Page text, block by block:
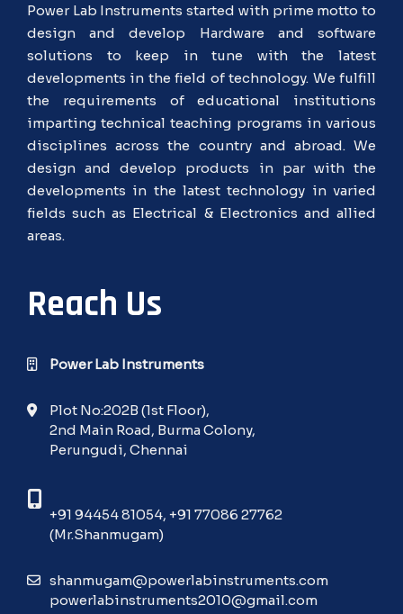
Power Lab Instruments started with prime motto to
design and develop Hardware and software
solutions to keep in tune with the latest
developments in the field of technology. We fulfill
the requirements of educational institutions
imparting technical teaching programs in various
disciplines across the country and abroad. We
design and develop products in par with the
developments in the latest technology in varied
fields such as Electrical & Electronics and allied
areas.
Reach Us
Power Lab Instruments
Plot No:202B (1st Floor),
2nd Main Road, Burma Colony,
Perungudi, Chennai
+91 94454 81054, +91 77086 27762
(Mr.Shanmugam)
shanmugam@powerlabinstruments.com
powerlabinstruments2010@gmail.com